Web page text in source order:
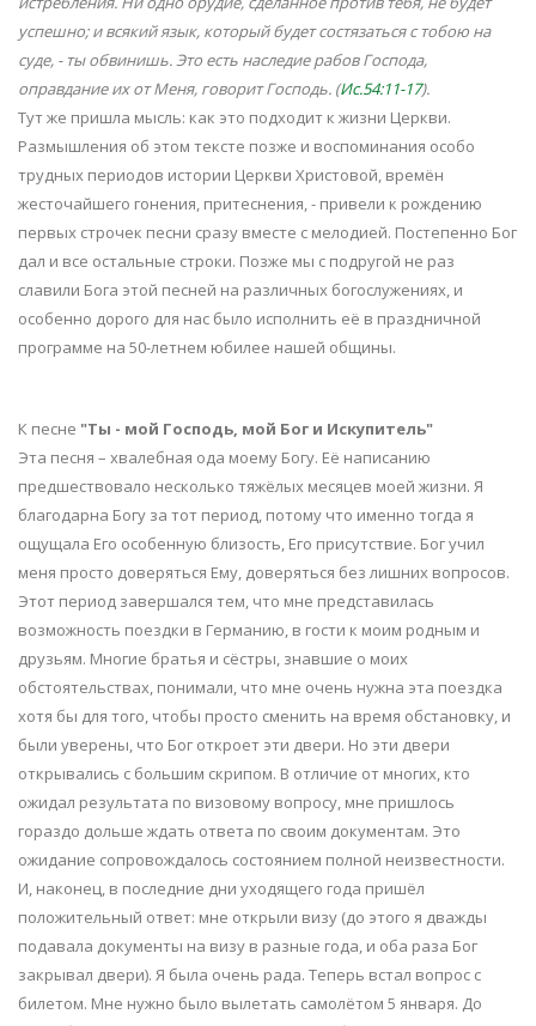
успешно; и всякий язык, который будет состязаться с тобою на
суде, - ты обвинишь. Это есть наследие рабов Господа,
оправдание их от Меня, говорит Господь. (Ис.54:11-17).
Тут же пришла мысль: как это подходит к жизни Церкви.
Размышления об этом тексте позже и воспоминания особо
трудных периодов истории Церкви Христовой, времён
жесточайшего гонения, притеснения, - привели к рождению
первых строчек песни сразу вместе с мелодией. Постепенно Бог
дал и все остальные строки. Позже мы с подругой не раз
славили Бога этой песней на различных богослужениях, и
особенно дорого для нас было исполнить её в праздничной
программе на 50-летнем юбилее нашей общины.
К песне "Ты - мой Господь, мой Бог и Искупитель"
Эта песня – хвалебная ода моему Богу. Её написанию
предшествовало несколько тяжёлых месяцев моей жизни. Я
благодарна Богу за тот период, потому что именно тогда я
ощущала Его особенную близость, Его присутствие. Бог учил
меня просто доверяться Ему, доверяться без лишних вопросов.
Этот период завершался тем, что мне представилась
возможность поездки в Германию, в гости к моим родным и
друзьям. Многие братья и сёстры, знавшие о моих
обстоятельствах, понимали, что мне очень нужна эта поездка
хотя бы для того, чтобы просто сменить на время обстановку, и
были уверены, что Бог откроет эти двери. Но эти двери
открывались с большим скрипом. В отличие от многих, кто
ожидал результата по визовому вопросу, мне пришлось
гораздо дольше ждать ответа по своим документам. Это
ожидание сопровождалось состоянием полной неизвестности.
И, наконец, в последние дни уходящего года пришёл
положительный ответ: мне открыли визу (до этого я дважды
подавала документы на визу в разные года, и оба раза Бог
закрывал двери). Я была очень рада. Теперь встал вопрос с
билетом. Мне нужно было вылетать самолётом 5 января. До